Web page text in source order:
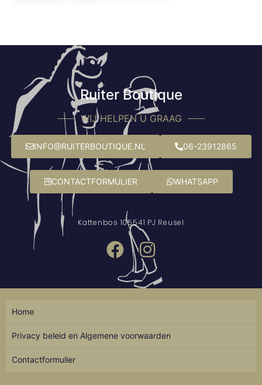
Ruiter Boutique
WIJ HELPEN U GRAAG
INFO@RUITERBOUTIQUE.NL 06-23912865
CONTACTFORMULIER WHATSAPP
Kattenbos 105541 PJ Reusel
Home
Privacy beleid en Algemene voorwaarden
Contactformulier